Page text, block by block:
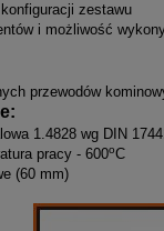
zestawu
i możliwość
przewodów
1.4828 wg DIN
pracy - 600oC
(60 mm)